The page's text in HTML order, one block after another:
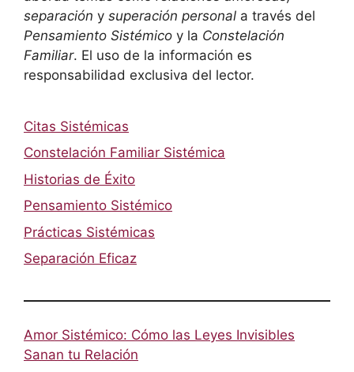
separación y superación personal a través del
Pensamiento Sistémico y la Constelación
Familiar. El uso de la información es
responsabilidad exclusiva del lector.
Citas Sistémicas
Constelación Familiar Sistémica
Historias de Éxito
Pensamiento Sistémico
Prácticas Sistémicas
Separación Eficaz
Amor Sistémico: Cómo las Leyes Invisibles
Sanan tu Relación